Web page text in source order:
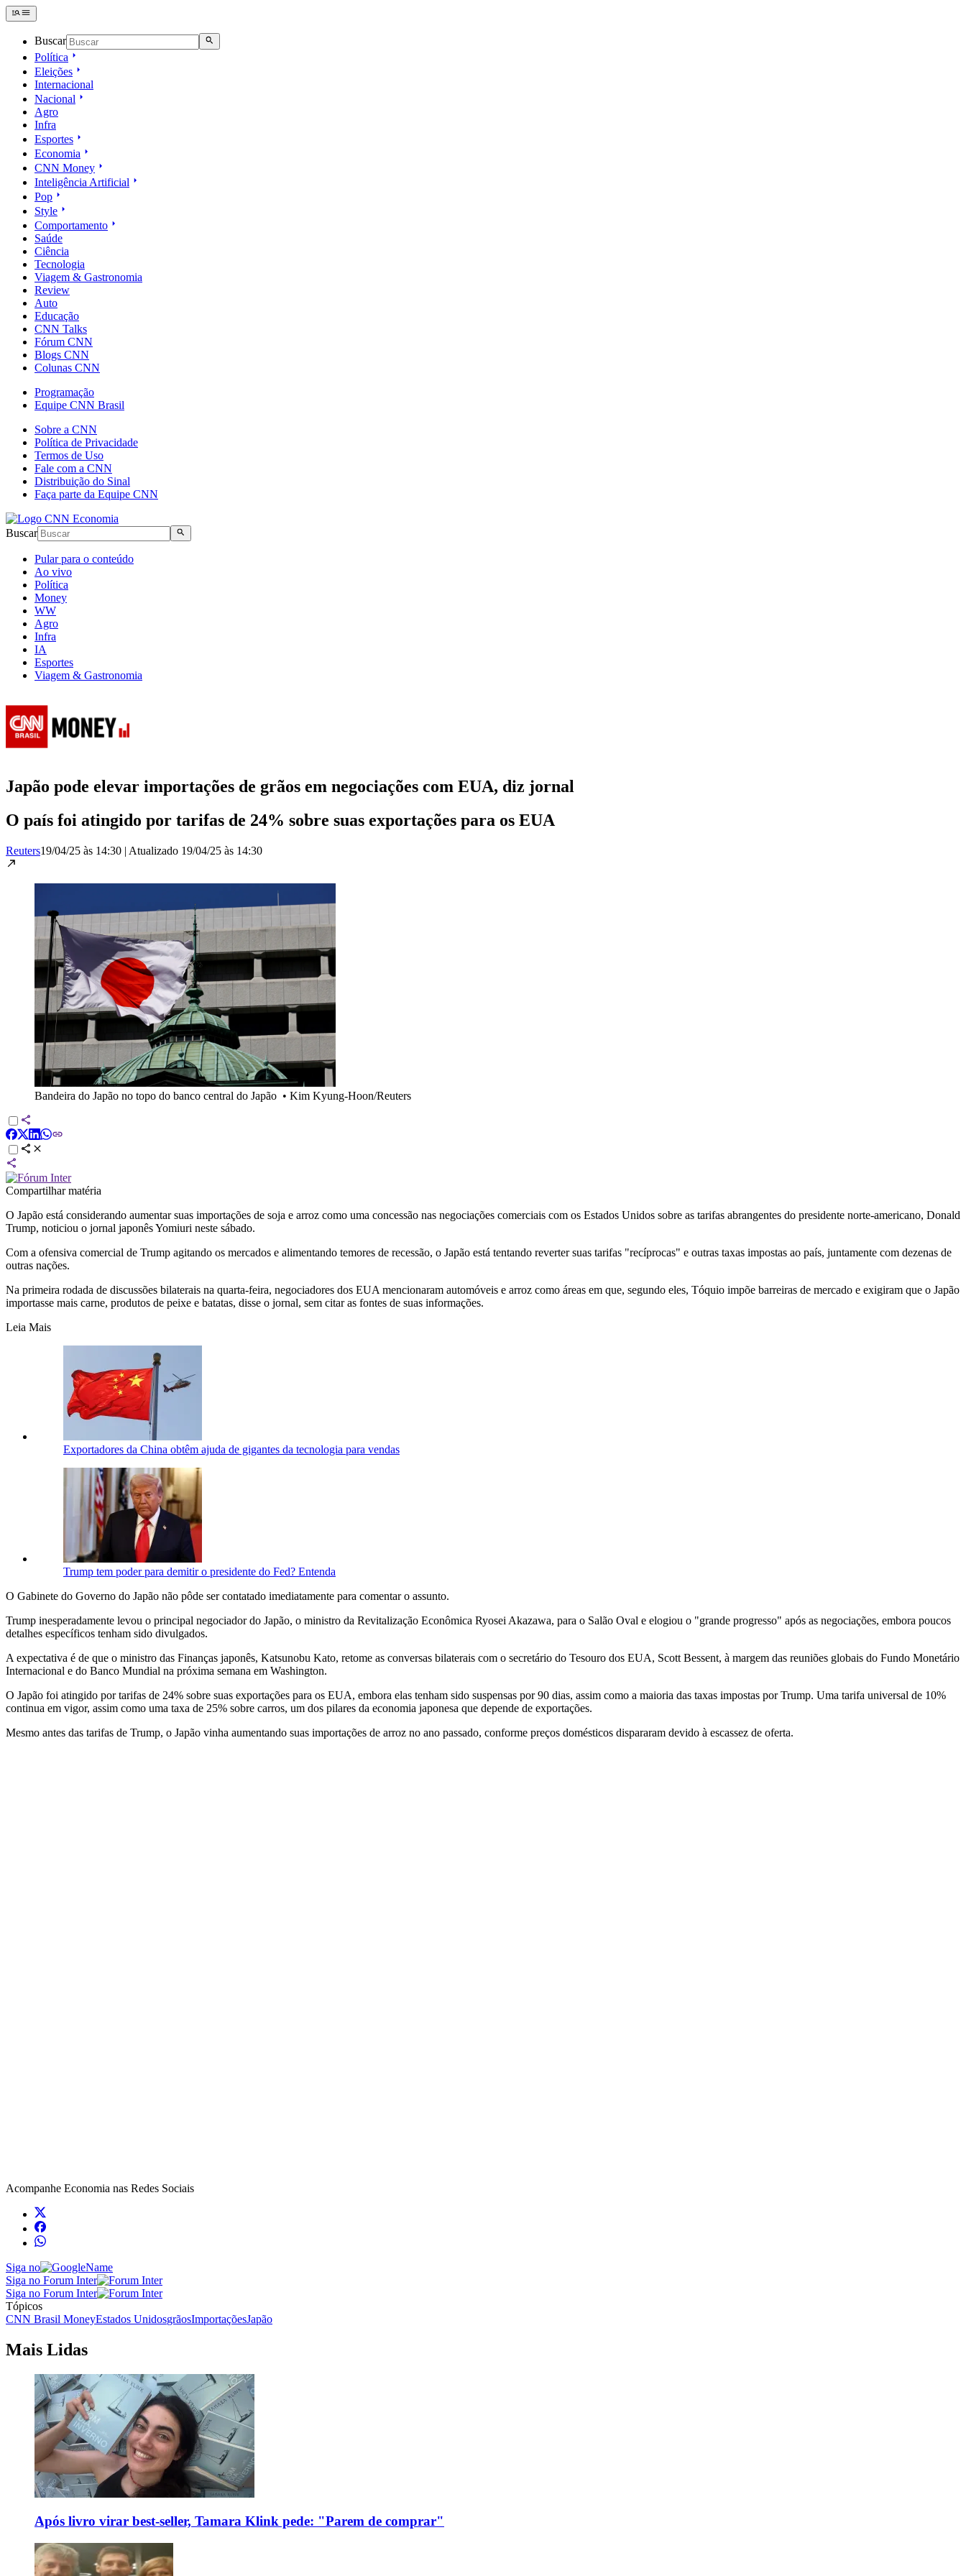
Buscar
Política
Eleições
Internacional
Nacional
Agro
Infra
Esportes
Economia
CNN Money
Inteligência Artificial
Pop
Style
Comportamento
Saúde
Ciência
Tecnologia
Viagem & Gastronomia
Review
Auto
Educação
CNN Talks
Fórum CNN
Blogs CNN
Colunas CNN
Programação
Equipe CNN Brasil
Sobre a CNN
Política de Privacidade
Termos de Uso
Fale com a CNN
Distribuição do Sinal
Faça parte da Equipe CNN
Buscar
Pular para o conteúdo
Ao vivo
Política
Money
WW
Agro
Infra
IA
Esportes
Viagem & Gastronomia
Japão pode elevar importações de grãos em negociações com EUA, diz jornal
O país foi atingido por tarifas de 24% sobre suas exportações para os EUA
Reuters19/04/25 às 14:30 | Atualizado 19/04/25 às 14:30
Bandeira do Japão no topo do banco central do Japão • Kim Kyung-Hoon/Reuters
Compartilhar matéria
O Japão está considerando aumentar suas importações de soja e arroz como uma concessão nas negociações comerciais com os Estados Unidos sobre as tarifas abrangentes do presidente norte-americano, Donald
Trump, noticiou o jornal japonês Yomiuri neste sábado.
Com a ofensiva comercial de Trump agitando os mercados e alimentando temores de recessão, o Japão está tentando reverter suas tarifas "recíprocas" e outras taxas impostas ao país, juntamente com dezenas de
outras nações.
Na primeira rodada de discussões bilaterais na quarta-feira, negociadores dos EUA mencionaram automóveis e arroz como áreas em que, segundo eles, Tóquio impõe barreiras de mercado e exigiram que o Japão
importasse mais carne, produtos de peixe e batatas, disse o jornal, sem citar as fontes de suas informações.
Leia Mais
Exportadores da China obtêm ajuda de gigantes da tecnologia para vendas
Trump tem poder para demitir o presidente do Fed? Entenda
O Gabinete do Governo do Japão não pôde ser contatado imediatamente para comentar o assunto.
Trump inesperadamente levou o principal negociador do Japão, o ministro da Revitalização Econômica Ryosei Akazawa, para o Salão Oval e elogiou o "grande progresso" após as negociações, embora poucos
detalhes específicos tenham sido divulgados.
A expectativa é de que o ministro das Finanças japonês, Katsunobu Kato, retome as conversas bilaterais com o secretário do Tesouro dos EUA, Scott Bessent, à margem das reuniões globais do Fundo Monetário
Internacional e do Banco Mundial na próxima semana em Washington.
O Japão foi atingido por tarifas de 24% sobre suas exportações para os EUA, embora elas tenham sido suspensas por 90 dias, assim como a maioria das taxas impostas por Trump. Uma tarifa universal de 10%
continua em vigor, assim como uma taxa de 25% sobre carros, um dos pilares da economia japonesa que depende de exportações.
Mesmo antes das tarifas de Trump, o Japão vinha aumentando suas importações de arroz no ano passado, conforme preços domésticos dispararam devido à escassez de oferta.
Acompanhe Economia nas Redes Sociais
Siga no
Siga no Forum Inter
Siga no Forum Inter
Tópicos
CNN Brasil MoneyEstados UnidosgrãosImportaçõesJapão
Mais Lidas
Após livro virar best-seller, Tamara Klink pede: "Parem de comprar"